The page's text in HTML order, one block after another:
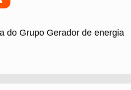
do Grupo Gerador de energia